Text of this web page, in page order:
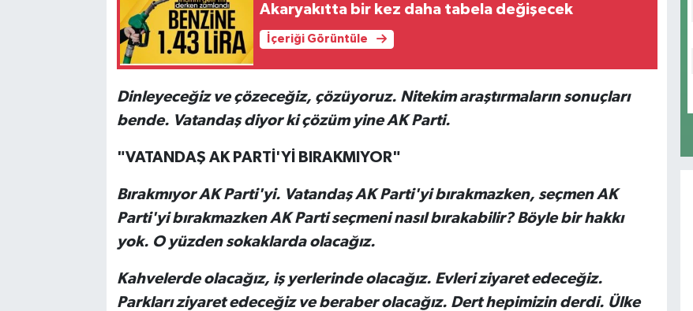
Akaryakıtta bir kez daha tabela değişecek
İçeriği Görüntüle
Dinleyeceğiz ve çözeceğiz, çözüyoruz. Nitekim araştırmaların sonuçları
bende. Vatandaş diyor ki çözüm yine AK Parti.
"VATANDAŞ AK PARTİ'Yİ BIRAKMIYOR"
Bırakmıyor AK Parti'yi. Vatandaş AK Parti'yi bırakmazken, seçmen AK
Parti'yi bırakmazken AK Parti seçmeni nasıl bırakabilir? Böyle bir hakkı
yok. O yüzden sokaklarda olacağız.
Kahvelerde olacağız, iş yerlerinde olacağız. Evleri ziyaret edeceğiz.
Parkları ziyaret edeceğiz ve beraber olacağız. Dert hepimizin derdi. Ülke